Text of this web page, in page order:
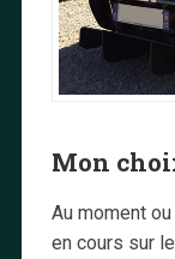
Mon
Au moment
en cours sur